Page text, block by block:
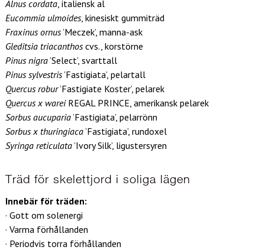
Alnus cordata, italiensk al
Eucommia ulmoides, kinesiskt gummiträd
Fraxinus ornus’Meczek’, manna-ask
Gleditsia triacanthoscvs., korstörne
Pinus nigra’Select’, svarttall
Pinus sylvestris’Fastigiata’, pelartall
Quercus robur’Fastigiate Koster’, pelarek
Quercus x wareiREGAL PRINCE, amerikansk pelarek
Sorbus aucuparia’Fastigiata’, pelarrönn
Sorbus x thuringiaca’Fastigiata’, rundoxel
Syringa reticulata’Ivory Silk’, ligustersyren
Träd för skelettjord i soliga lägen
Innebär för träden:
· Gott om solenergi
· Varma förhållanden
· Periodvis torra förhållanden